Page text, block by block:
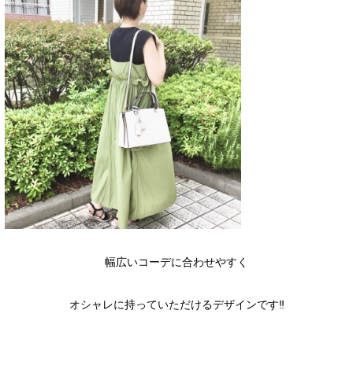
幅広いコーデに合わせやすく
オシャレに持っていただけるデザインです‼︎